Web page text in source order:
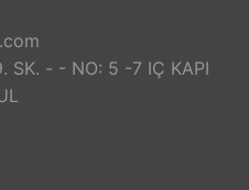
SK. - - NO: 5 -7 IÇ KAPI